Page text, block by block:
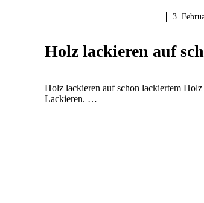
3.
Holz lackieren auf
Holz lackieren auf schon lackiertem
Lackieren. …